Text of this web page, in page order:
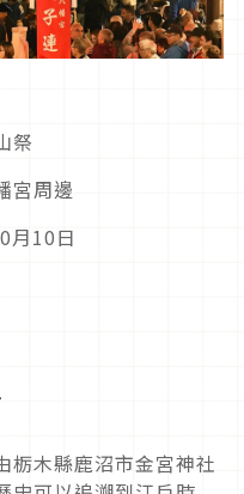
祭
宮周邊
月10日
栃木縣鹿沼市金宮神社